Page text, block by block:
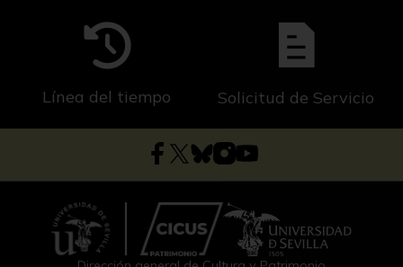
Línea del tiempo Solicitud de Servicio